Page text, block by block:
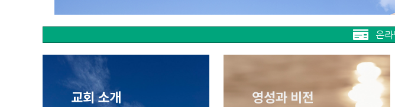
온라
교회 소개 영성과 비전